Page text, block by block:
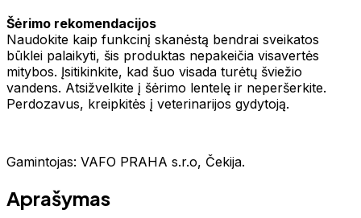
Šėrimo rekomendacijos
Naudokite kaip funkcinį skanėstą bendrai sveikatos
būklei palaikyti, šis produktas nepakeičia visavertės
mitybos. Įsitikinkite, kad šuo visada turėtų šviežio
vandens. Atsižvelkite į šėrimo lentelę ir neperšerkite.
Perdozavus, kreipkitės į veterinarijos gydytoją.
Gamintojas: VAFO PRAHA s.r.o, Čekija.
Aprašymas